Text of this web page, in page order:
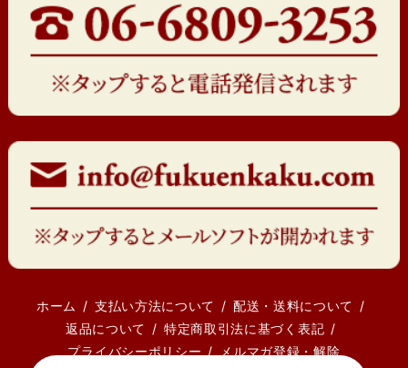
ホーム 支払い方法について
配送・送料について
返品について
特定商取引法に基づく表記
プライバシーポリシー
メルマガ登録・解除